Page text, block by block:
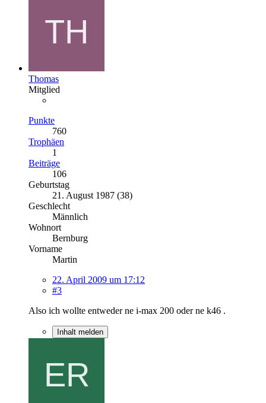
Thomas
Mitglied
Punkte
760
Trophäen
1
Beiträge
106
Geburtstag
21. August 1987 (38)
Geschlecht
Männlich
Wohnort
Bernburg
Vorname
Martin
22. April 2009 um 17:12
#3
Also ich wollte entweder ne i-max 200 oder ne k46 .
Inhalt melden